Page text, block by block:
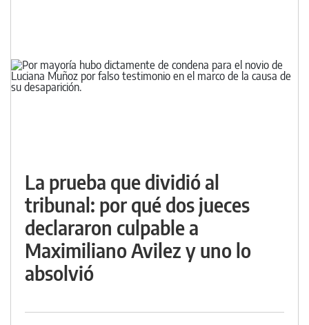
La prueba que dividió al
tribunal: por qué dos jueces
declararon culpable a
Maximiliano Avilez y uno lo
absolvió